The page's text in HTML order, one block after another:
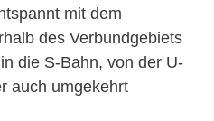
mit dem
des Verbundgebiets
die S-Bahn, von der U-
auch umgekehrt